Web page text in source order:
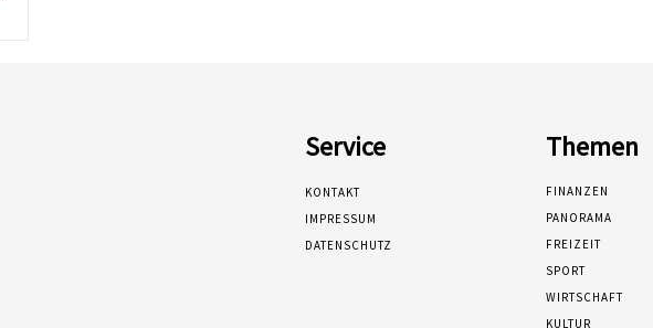
Service
KONTAKT
IMPRESSUM
DATENSCHUTZ
Themen
FINANZEN
PANORAMA
FREIZEIT
SPORT
WIRTSCHAFT
KULTUR